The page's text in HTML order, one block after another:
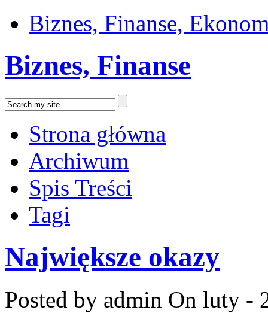
Biznes, Finanse,
Biznes, Finanse
Strona główna
Archiwum
Spis Treści
Tagi
Największe okazy
Posted by admin On luty -